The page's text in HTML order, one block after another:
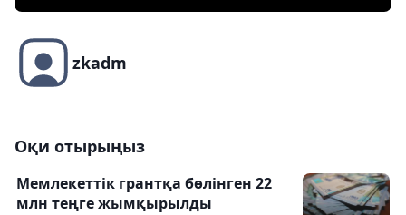
zkadm
Оқи отырыңыз
Мемлекеттік грантқа бөлінген 22
млн теңге жымқырылды